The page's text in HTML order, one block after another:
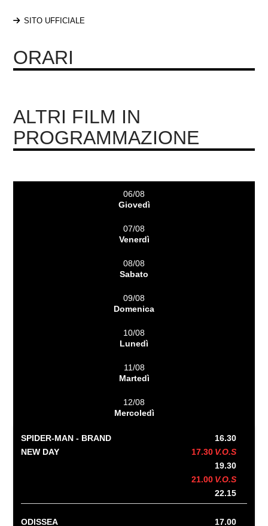
SITO UFFICIALE
ORARI
ALTRI FILM IN
PROGRAMMAZIONE
06/08
Giovedì
07/08
Venerdì
08/08
Sabato
09/08
Domenica
10/08
Lunedì
11/08
Martedì
12/08
Mercoledì
SPIDER-MAN - BRAND
NEW DAY
16.30
17.30 V.O.S
19.30
21.00 V.O.S
22.15
ODISSEA 17.00